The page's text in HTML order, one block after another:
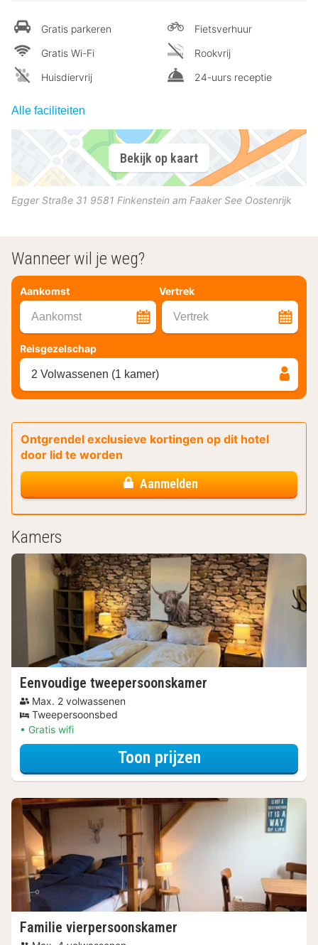
Gratis parkeren
Gratis Wi-Fi
Huisdiervrij
Fietsverhuur
Rookvrij
24-uurs receptie
Alle faciliteiten
Bekijk op kaart
Egger Straße 31 9581 Finkenstein am Faaker See Oostenrijk
Wanneer wil je weg?
Aankomst Vertrek
Aankomst Vertrek
Reisgezelschap
2 Volwassenen (1 kamer)
Ontgrendel exclusieve kortingen op dit hotel
door lid te worden
Aanmelden
Kamers
Eenvoudige tweepersoonskamer
Max. 2 volwassenen
Tweepersoonsbed
Gratis wifi
Toon prijzenvoor
Familie vierpersoonskamer